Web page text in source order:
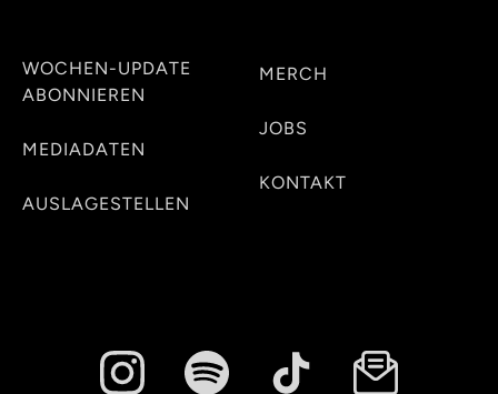
WOCHEN-UPDATE
ABONNIEREN
MEDIADATEN
AUSLAGESTELLEN
MERCH
JOBS
KONTAKT